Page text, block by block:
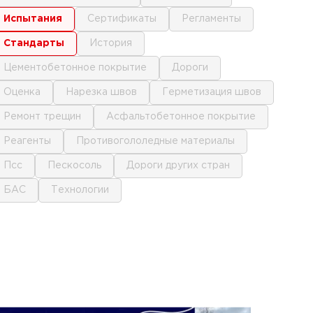
испытания сертификаты регламенты
стандарты история
цементобетонное покрытие дороги
оценка нарезка швов герметизация швов
ремонт трещин асфальтобетонное покрытие
реагенты противогололедные материалы
псс пескосоль дороги других стран
БАС технологии